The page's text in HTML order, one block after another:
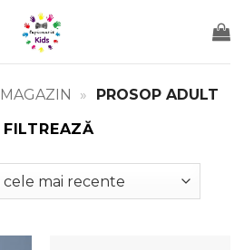
MAGAZIN »
PROSOP ADULT
FILTREAZĂ